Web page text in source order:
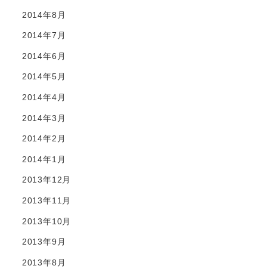
2014年8月
2014年7月
2014年6月
2014年5月
2014年4月
2014年3月
2014年2月
2014年1月
2013年12月
2013年11月
2013年10月
2013年9月
2013年8月